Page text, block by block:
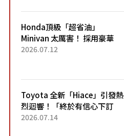
Honda頂級「超省油」
Minivan 太厲害！ 採用豪華
「真皮座椅」與專屬「黑色內
「三...
2026.07.12
Toyota 全新「Hiace」引發熱
烈迴響！「終於有信心下訂
了！」「哪個等級交車最
2026.07.14